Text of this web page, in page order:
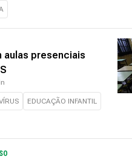
aulas presenciais
EDUCAÇÃO INFANTIL